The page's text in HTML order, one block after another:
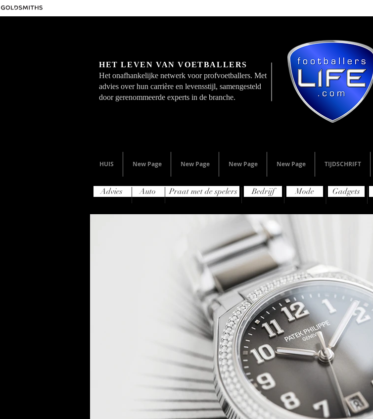
HET LEVEN VAN VOETBALLERS
Het onafhankelijke netwerk voor profvoetballers. Met
advies over hun carrière en levensstijl, samengesteld
door gerenommeerde experts in de branche.
HUIS New Page New Page New Page New Page TIJDSCHRIFT
Advies Auto Praat met de spelers Mode
Bedrijf Gadgets